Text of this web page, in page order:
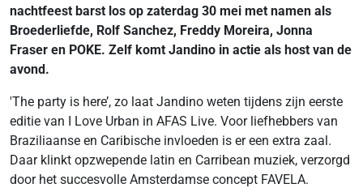
nachtfeest barst los op zaterdag 30 mei met namen als
Broederliefde, Rolf Sanchez, Freddy Moreira, Jonna
Fraser en POKE. Zelf komt Jandino in actie als host van de
avond.
'The party is here’, zo laat Jandino weten tijdens zijn eerste
editie van I Love Urban in AFAS Live. Voor liefhebbers van
Braziliaanse en Caribische invloeden is er een extra zaal.
Daar klinkt opzwepende latin en Carribean muziek, verzorgd
door het succesvolle Amsterdamse concept FAVELA.